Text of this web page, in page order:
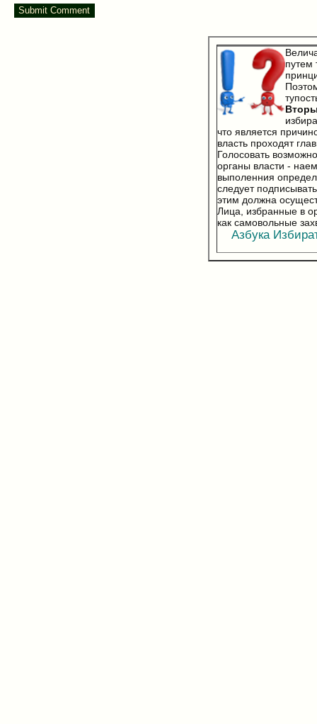
путем
что является
власть проходят
Голосовать
органы власти -
выполенния
следует
этим должна
Лица, избранные в
как самовольные
Азбука